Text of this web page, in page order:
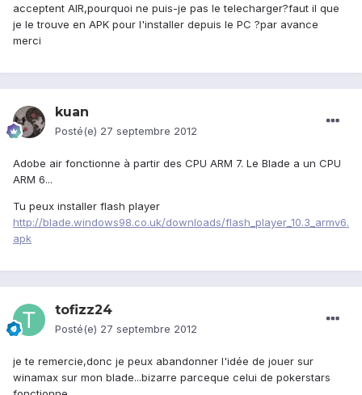
acceptent AIR,pourquoi ne puis-je pas le telecharger?faut il que
je le trouve en APK pour l'installer depuis le PC ?par avance
merci
kuan
Posté(e) 27 septembre 2012
Adobe air fonctionne à partir des CPU ARM 7. Le Blade a un CPU
ARM 6...
Tu peux installer flash player
http://blade.windows98.co.uk/downloads/flash_player_10.3_armv6.
apk
tofizz24
Posté(e) 27 septembre 2012
je te remercie,donc je peux abandonner l'idée de jouer sur
winamax sur mon blade...bizarre parceque celui de pokerstars